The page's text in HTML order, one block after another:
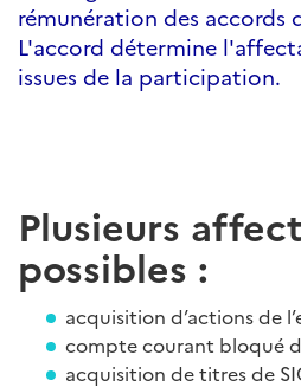
rémunération des accords
L'accord détermine
issues de la participation.
Plusieurs
possibles :
acquisition d’actions de
compte courant bloqué
acquisition de titres de